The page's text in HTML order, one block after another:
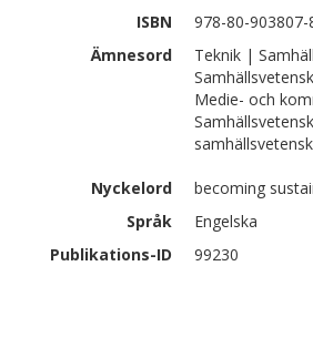
ISBN
978-80-903807-
Ämnesord
Teknik |
Medie- och
Nyckelord
becoming
Språk
Engelska
Publikations-ID
99230